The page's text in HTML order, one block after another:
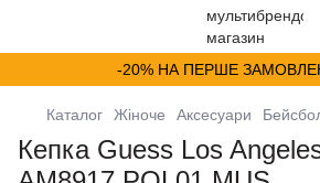
-20% НА ПЕРШЕ
Каталог Жіноче Аксесуари
Кепка Guess Los